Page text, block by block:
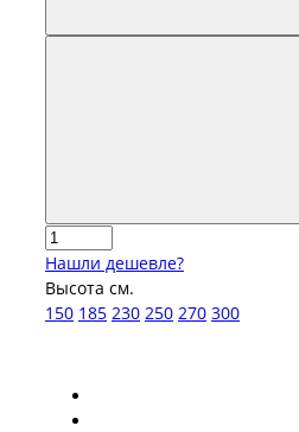
Нашли дешевле?
Высота см.
150 185 230 250 270 300